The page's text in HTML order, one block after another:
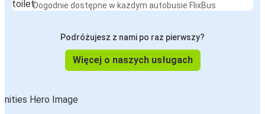
Dogodnie dostępne w każdym autobusie FlixBus
Podróżujesz z nami po raz pierwszy?
Więcej o naszych usługach